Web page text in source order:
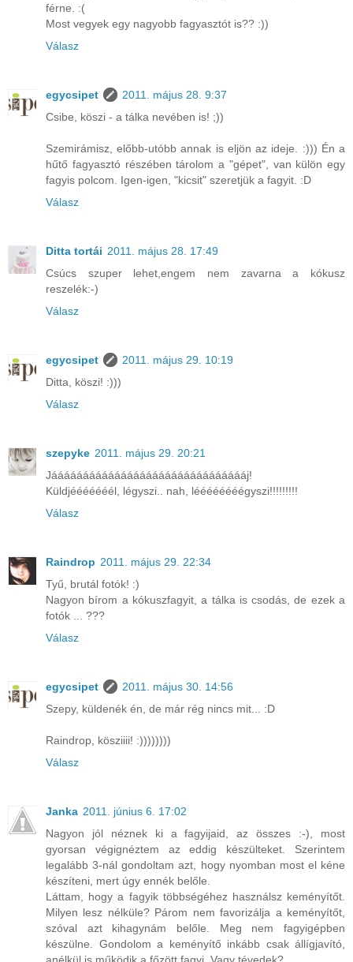
férne. :(
Most vegyek egy nagyobb fagyasztót is?? :))
Válasz
egycsipet
2011. május 28. 9:37
Csibe, köszi - a tálka nevében is! ;))
Szemirámisz, előbb-utóbb annak is eljön az ideje. :))) Én a
hűtő fagyasztó részében tárolom a "gépet", van külön egy
fagyis polcom. Igen-igen, "kicsit" szeretjük a fagyit. :D
Válasz
Ditta tortái 2011. május 28. 17:49
Csúcs szuper lehet,engem nem zavarna a kókusz
reszelék:-)
Válasz
egycsipet
2011. május 29. 10:19
Ditta, köszi! :)))
Válasz
szepyke 2011. május 29. 20:21
Jáááááááááááááááááááááááááááááááj!
Küldjééééééél, légyszi.. nah, léééééééégyszi!!!!!!!!!
Válasz
Raindrop 2011. május 29. 22:34
Tyű, brutál fotók! :)
Nagyon bírom a kókuszfagyit, a tálka is csodás, de ezek a
fotók ... ???
Válasz
egycsipet
2011. május 30. 14:56
Szepy, küldenék én, de már rég nincs mit... :D
Raindrop, kösziiii! :))))))))
Válasz
Janka 2011. június 6. 17:02
Nagyon jól néznek ki a fagyijaid, az összes :-), most
gyorsan végignéztem az eddig készülteket. Szerintem
legalább 3-nál gondoltam azt, hogy nyomban most el kéne
készíteni, mert úgy ennék belőle.
Láttam, hogy a fagyik többségéhez használsz keményítőt.
Milyen lesz nélküle? Párom nem favorizálja a keményítőt,
szóval azt kihagynám belőle. Meg nem fagyigépben
készülne. Gondolom a keményítő inkább csak állígjavító,